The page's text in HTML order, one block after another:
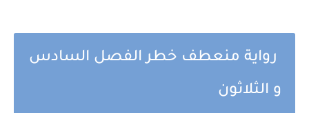
رواية منعطف خطر الفصل السادس
و الثلاثون